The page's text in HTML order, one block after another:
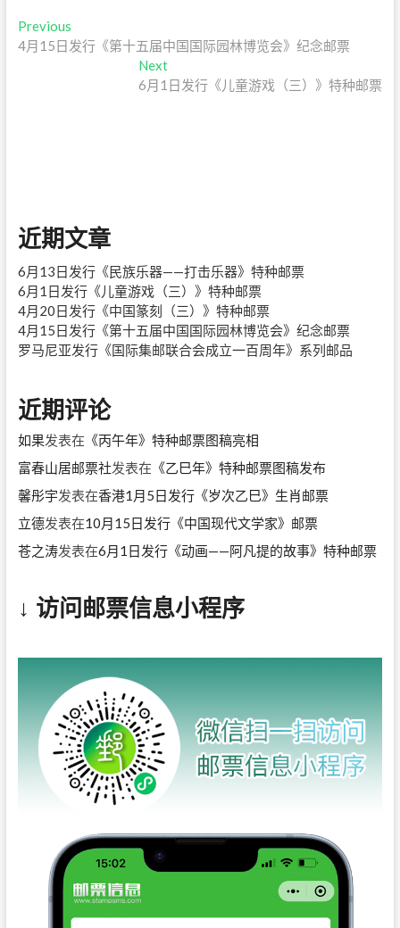
文
章
PreviousPrevious
post:
4月15日发行《第十五届中国国际园林博览会》纪念邮票
NextNext
post:
6月1日发行《儿童游戏（三）》特种邮票
近期文章
6月13日发行《民族乐器——打击乐器》特种邮票
6月1日发行《儿童游戏（三）》特种邮票
4月20日发行《中国篆刻（三）》特种邮票
4月15日发行《第十五届中国国际园林博览会》纪念邮票
罗马尼亚发行《国际集邮联合会成立一百周年》系列邮品
近期评论
如果发表在 《丙午年》特种邮票图稿亮相
富春山居邮票社发表在 《乙巳年》特种邮票图稿发布
馨彤宇发表在香港1月5日发行《岁次乙巳》生肖邮票
立德发表在10月15日发行《中国现代文学家》邮票
苍之涛发表在6月1日发行《动画——阿凡提的故事》特种邮票
↓ 访问邮票信息小程序